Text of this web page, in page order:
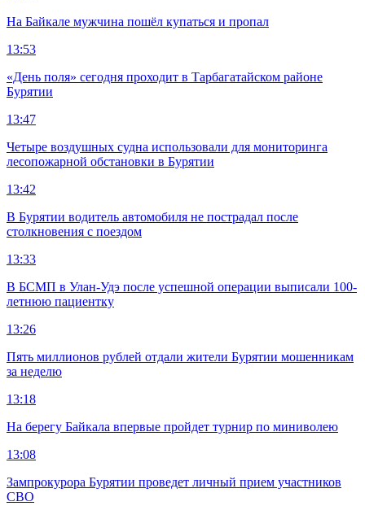
На Байкале мужчина пошёл купаться и пропал
13:53
«День поля» сегодня проходит в Тарбагатайском районе
Бурятии
13:47
Четыре воздушных судна использовали для мониторинга
лесопожарной обстановки в Бурятии
13:42
В Бурятии водитель автомобиля не пострадал после
столкновения с поездом
13:33
В БСМП в Улан-Удэ после успешной операции выписали 100-
летнюю пациентку
13:26
Пять миллионов рублей отдали жители Бурятии мошенникам
за неделю
13:18
На берегу Байкала впервые пройдет турнир по миниволею
13:08
Зампрокурора Бурятии проведет личный прием участников
СВО